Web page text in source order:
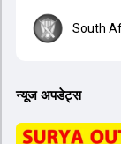
South
न्यूज अपडेट्स